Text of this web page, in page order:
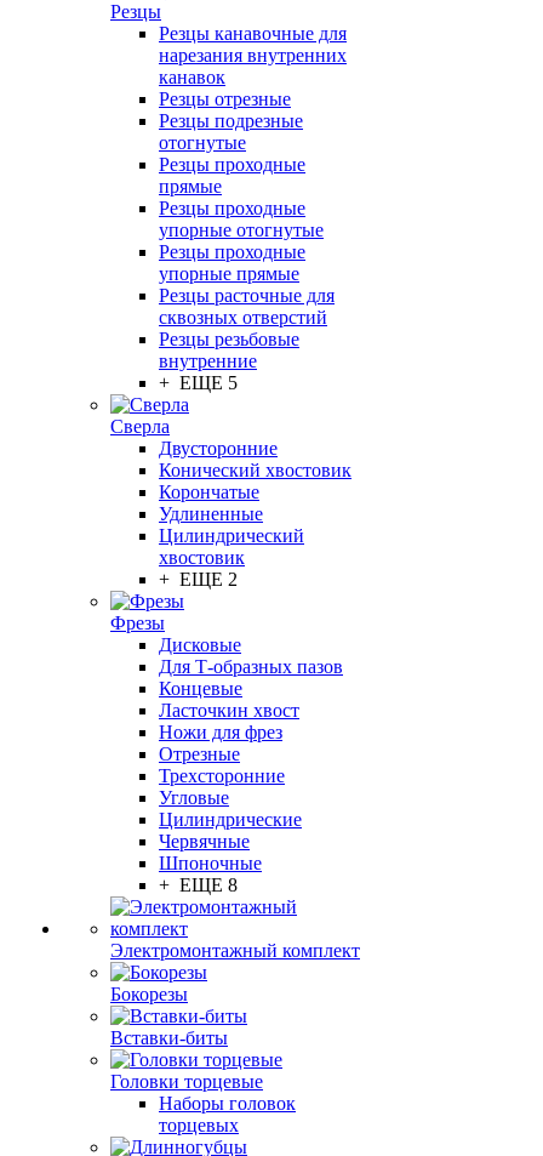
Резцы
Резцы канавочные для
нарезания внутренних
канавок
Резцы отрезные
Резцы подрезные
отогнутые
Резцы проходные
прямые
Резцы проходные
упорные отогнутые
Резцы проходные
упорные прямые
Резцы расточные для
сквозных отверстий
Резцы резьбовые
внутренние
+ ЕЩЕ 5
Сверла
Двусторонние
Конический хвостовик
Корончатые
Удлиненные
Цилиндрический
хвостовик
+ ЕЩЕ 2
Фрезы
Дисковые
Для Т-образных пазов
Концевые
Ласточкин хвост
Ножи для фрез
Отрезные
Трехсторонние
Угловые
Цилиндрические
Червячные
Шпоночные
+ ЕЩЕ 8
Электромонтажный комплект
Бокорезы
Вставки-биты
Головки торцевые
Наборы головок
торцевых